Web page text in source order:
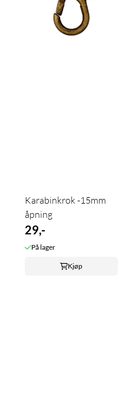
Karabinkrok -15mm
åpning
29,-
På lager
Kjøp